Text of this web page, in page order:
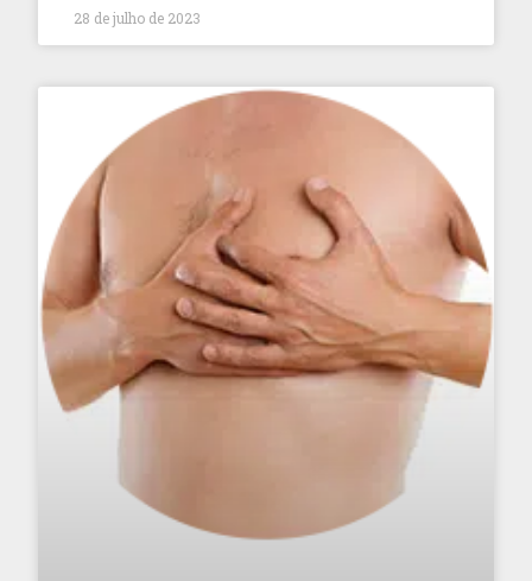
28 de julho de 2023